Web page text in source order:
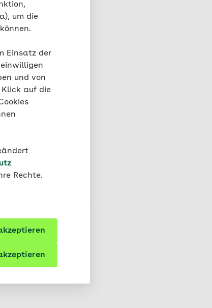
um die
Einsatz der
und von
Klick auf die
Rechte.
Gemeinschaft
wie sich
körperliche
und sich
schwierigen